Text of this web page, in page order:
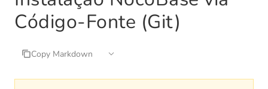
Código-Fonte (Git)
Copy Markdown